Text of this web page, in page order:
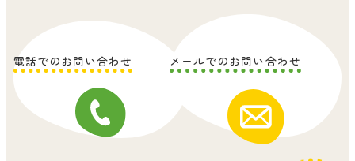
電話でのお問い合わせ メールでのお問い合わせ